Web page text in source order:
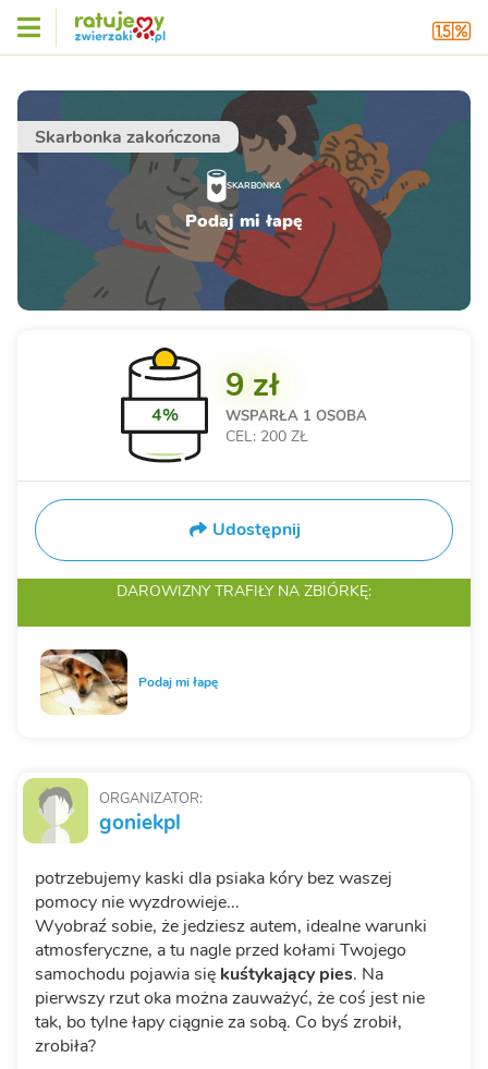
Skarbonka zakończona
SKARBONKA
Podaj mi łapę
ORGANIZATOR:
goniekpl
potrzebujemy kaski dla psiaka kóry bez waszej
pomocy nie wyzdrowieje...
Wyobraź sobie, że jedziesz autem, idealne warunki
atmosferyczne, a tu nagle przed kołami Twojego
samochodu pojawia się kuśtykający pies. Na
pierwszy rzut oka można zauważyć, że coś jest nie
tak, bo tylne łapy ciągnie za sobą. Co byś zrobił,
zrobiła?
4%
9 zł
WSPARŁA 1 OSOBA
CEL: 200 ZŁ
Udostępnij
DAROWIZNY TRAFIŁY NA ZBIÓRKĘ:
Podaj mi łapę